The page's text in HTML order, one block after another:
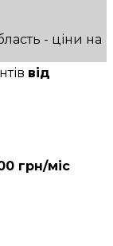
- ціни на
від
грн/міс